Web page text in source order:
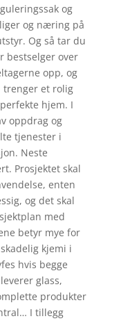
og
og næring på
Og så tar du
bestselger over
opp, og
trenger et rolig
hjem. I
oppdrag og
tjenester i
Neste
Prosjektet skal
enten
og det skal
med
betyr mye for
kjemi i
hvis begge
glass,
produkter
I tillegg